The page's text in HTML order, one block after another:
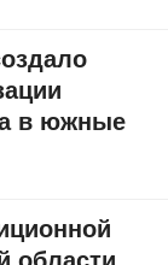
в южные
области